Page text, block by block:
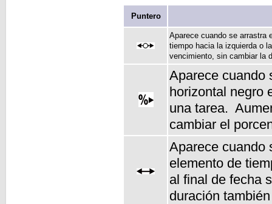
Puntero
Aparece cuando se arrastra
tiempo hacia la izquierda o
vencimiento, sin cambiar la
Aparece cuando
horizontal negro
una tarea.
cambiar el
Aparece cuando
elemento de
al final de fecha
duración